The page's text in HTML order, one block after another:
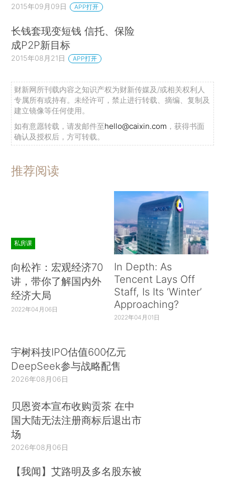
2015年09月09日 APP打开
长钱套现变短钱 信托、保险
成P2P新目标
2015年08月21日 APP打开
财新网所刊载内容之知识产权为财新传媒及/或相关权利人
专属所有或持有。未经许可，禁止进行转载、摘编、复制及
建立镜像等任何使用。
如有意愿转载，请发邮件至hello@caixin.com ，获得书面
确认及授权后，方可转载。
推荐阅读
私房课
向松祚：宏观经济70
讲，带你了解国内外
经济大局
2022年04月06日
In Depth: As
Tencent Lays Off
Staff, Is Its ‘Winter’
Approaching?
2022年04月01日
宇树科技IPO估值600亿元
DeepSeek参与战略配售
2026年08月06日
贝恩资本宣布收购贡茶 在中
国大陆无法注册商标后退出市
场
2026年08月06日
【我闻】艾路明及多名股东被